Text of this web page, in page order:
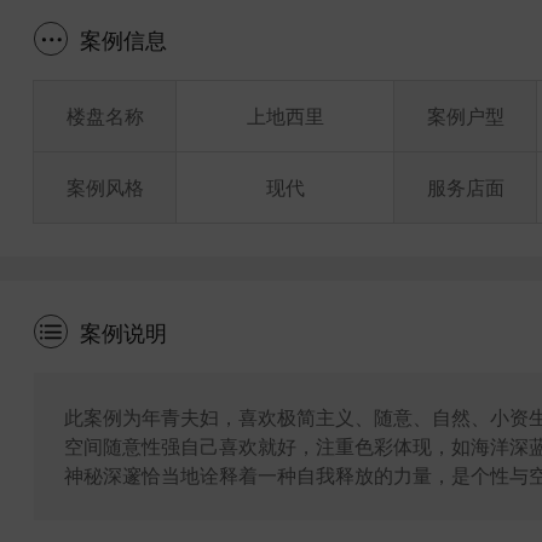
案例信息
楼盘名称
案例风格
上地西里
现代
案例户型
服务店面
案例说明
此案例为年青夫妇，喜欢极简主义、随意、自然、小
空间随意性强自己喜欢就好，注重色彩体现，如海洋
神秘深邃恰当地诠释着一种自我释放的力量，是个性与